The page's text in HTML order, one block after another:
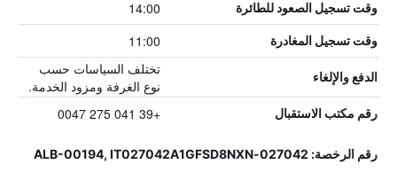
وقت تسجيل الصعود للطائرة 14:00
وقت تسجيل المغادرة 11:00
الدفع والإلغاء
تختلف السياسات حسب
نوع الغرفة ومزود الخدمة.
رقم مكتب الاستقبال +39 041 275 0047
رقم الرخصة: 027042-ALB-00194, IT027042A1GFSD8NXN